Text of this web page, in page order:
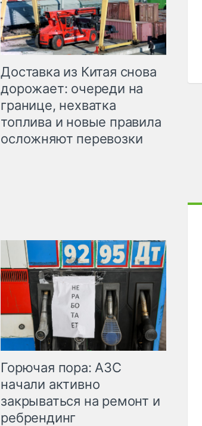
Доставка из Китая снова
дорожает: очереди на
границе, нехватка
топлива и новые правила
осложняют перевозки
Горючая пора: АЗС
начали активно
закрываться на ремонт и
ребрендинг